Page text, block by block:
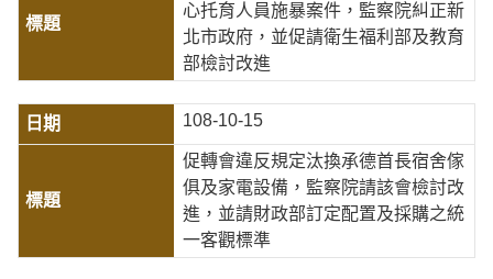
心托育人員施暴案件，監察院糾正新
北市政府，並促請衛生福利部及教育
部檢討改進
108-10-15
促轉會違反規定汰換承德首長宿舍傢
俱及家電設備，監察院請該會檢討改
進，並請財政部訂定配置及採購之統
一客觀標準